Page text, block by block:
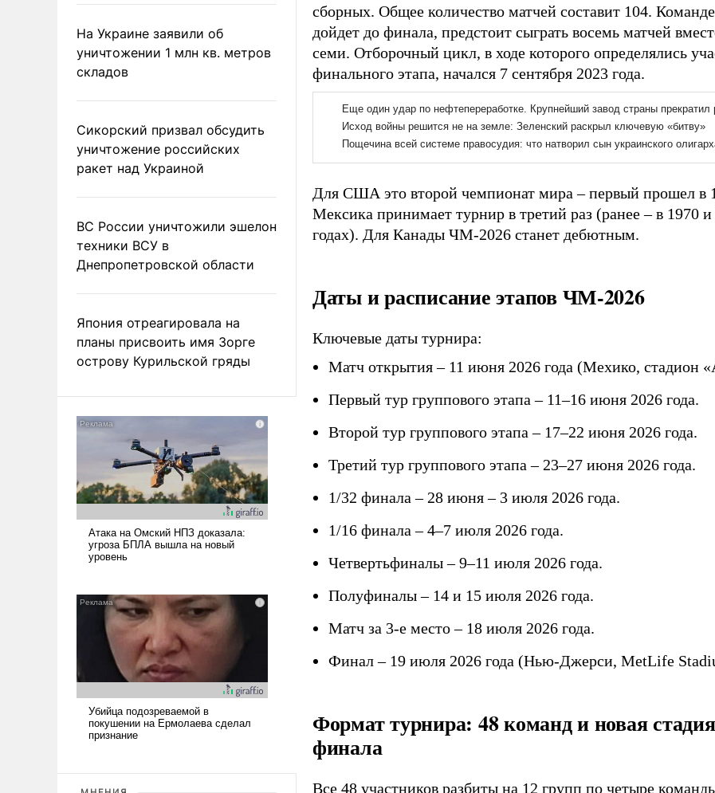
На Украине заявили об
уничтожении 1 млн кв. метров
складов
Сикорский призвал обсудить
уничтожение российских
ракет над Украиной
ВС России уничтожили эшелон
техники ВСУ в
Днепропетровской области
Япония отреагировала на
планы присвоить имя Зорге
острову Курильской гряды
сборных. Общее количество матчей составит 104.
дойдет до финала, предстоит сыграть восемь матчей
семи. Отборочный цикл, в ходе которого определялись
финального этапа, начался 7 сентября 2023 года.
Для США это второй чемпионат мира – первый прошел в
Мексика принимает турнир в третий раз (ранее – в 1970
годах). Для Канады ЧМ-2026 станет дебютным.
Даты и расписание этапов ЧМ-2026
Ключевые даты турнира:
Матч открытия – 11 июня 2026 года (Мехико, стадион
Первый тур группового этапа – 11–16 июня 2026 года.
Второй тур группового этапа – 17–22 июня 2026 года.
Третий тур группового этапа – 23–27 июня 2026 года.
1/32 финала – 28 июня – 3 июля 2026 года.
1/16 финала – 4–7 июля 2026 года.
Четвертьфиналы – 9–11 июля 2026 года.
Полуфиналы – 14 и 15 июля 2026 года.
Матч за 3-е место – 18 июля 2026 года.
Финал – 19 июля 2026 года (Нью-Джерси, MetLife
Формат турнира: 48 команд и новая
финала
Все 48 участников разбиты на 12 групп по четыре